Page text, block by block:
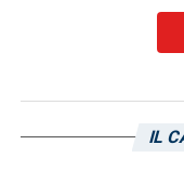
È stata una
di aver saputo
allo spessoreIL